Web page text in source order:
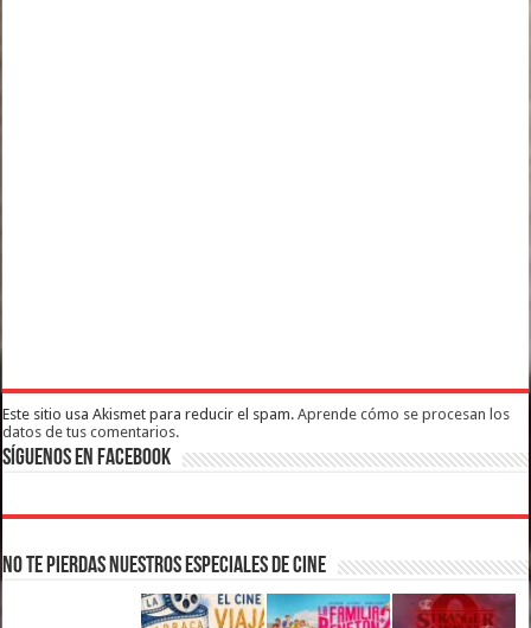
Este sitio usa Akismet para reducir el spam.Aprende cómo se procesan los
datos de tus comentarios.
Síguenos en Facebook
No te pierdas nuestros Especiales de Cine